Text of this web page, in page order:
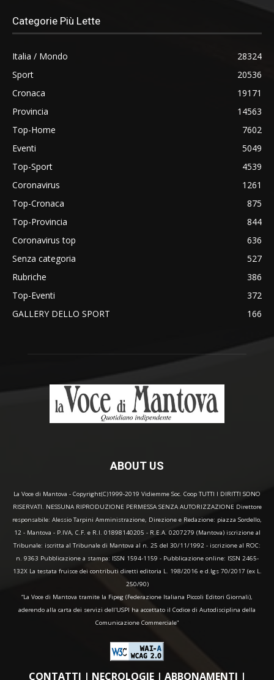
Categorie Più Lette
Italia / Mondo
28324
Sport
20536
Cronaca
19171
Provincia
14563
Top-Home
7602
Eventi
5049
Top-Sport
4539
Coronavirus
1261
Top-Cronaca
875
Top-Provincia
844
Coronavirus top
636
Senza categoria
527
Rubriche
386
Top-Eventi
372
GALLERY DELLO SPORT
166
ABOUT US
La Voce di Mantova - Copyright(C)1999-2019 Vidiemme Soc. Coop TUTTI I DIRITTI SONO
RISERVATI. NESSUNA RIPRODUZIONE PERMESSA SENZA AUTORIZZAZIONE Direttore
responsabile: Alessio Tarpini Amministrazione, Direzione e Redazione: piazza Sordello,
12 - Mantova - P.IVA, C.F. e R.I. 01898140205 - R.E.A. 0207279 (Mantova) iscrizione al
Tribunale: iscritta al Tribunale di Mantova al n. 25 del 30/11/1992 - iscrizione al ROC:
n. 9363 Pubblicazione a stampa: ISSN 1594-1159 - Pubblicazione online: ISSN 2465-
132X La testata fruisce dei contributi diretti editoria L. 198/2016 e d.lgs 70/2017 (ex L.
250/90)
“La Voce di Mantova tramite la Fipeg (Federazione Italiana Piccoli Editori Giornali),
aderendo alla carta dei servizi dell'USPI ha accettato il Codice di Autodisciplina della
Comunicazione Commerciale"
CONTATTI | NECROLOGIE| ABBONAMENTI |